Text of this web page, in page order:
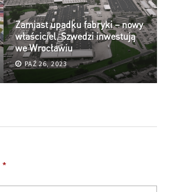
Zamiast upadku fabryki – nowy
właściciel. Szwedzi inwestują
we Wrocławiu
PAŹ 26, 2023
*